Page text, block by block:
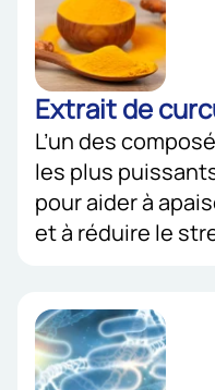
Extrait de
L’un des
les plus
pour aider à
et à réduire le